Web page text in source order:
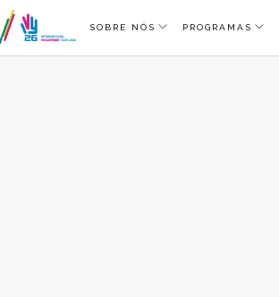
SOBRE NÓS PROGRAMAS